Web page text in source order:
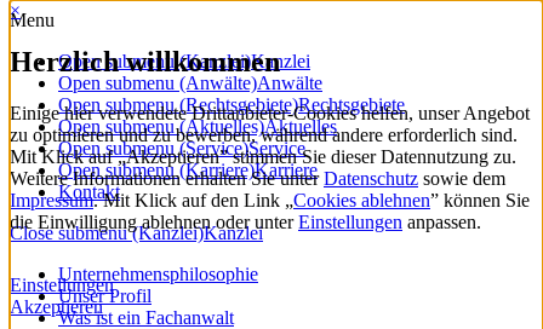
Menu
Open submenu (Kanzlei)Kanzlei
Open submenu (Anwälte)Anwälte
Open submenu (Rechtsgebiete)Rechtsgebiete
Open submenu (Aktuelles)Aktuelles
Open submenu (Service)Service
Open submenu (Karriere)Karriere
Kontakt
Close submenu (Kanzlei)Kanzlei
Unternehmensphilosophie
Unser Profil
Was ist ein Fachanwalt
×
Herzlich willkommen
Einige hier verwendete Drittanbieter-Cookies helfen, unser Angebot
zu optimieren und zu bewerben, während andere erforderlich sind.
Mit Klick auf „Akzeptieren” stimmen Sie dieser Datennutzung zu.
Weitere Informationen erhalten Sie unterDatenschutz sowie dem
Impressum. Mit Klick auf den Link „Cookies ablehnen” können Sie
die Einwilligung ablehnen oder unterEinstellungen anpassen.
Einstellungen
Akzeptieren